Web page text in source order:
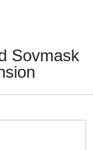
Sovmask